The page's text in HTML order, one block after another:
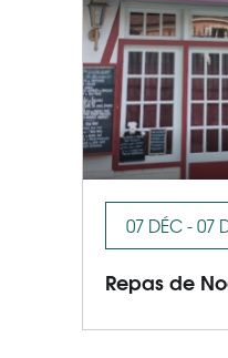
07 DÉC - 07
Repas de